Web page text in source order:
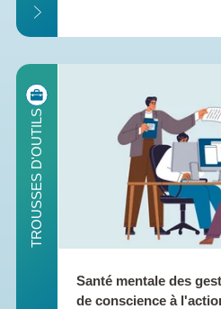
TROUSSES D'OUTILS
Santé mentale des
de conscience à